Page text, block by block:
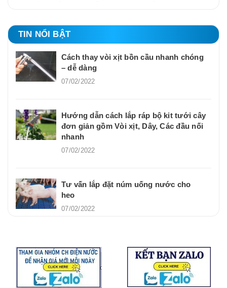
TIN NỔI BẬT
Cách thay vòi xịt bồn cầu nhanh chóng
– dễ dàng
07/02/2022
Hướng dẫn cách lắp ráp bộ kit tưới cây
đơn giản gồm Vòi xịt, Dây, Các đầu nối
nhanh
07/02/2022
Tư vấn lắp đặt núm uống nước cho
heo
07/02/2022